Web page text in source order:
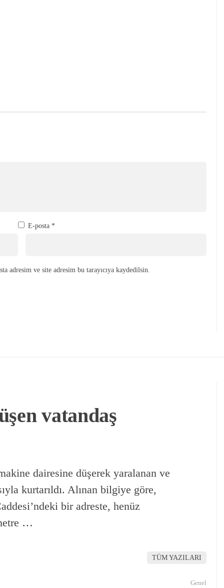
E-posta *
adresim ve site adresim bu tarayıcıya kaydedilsin.
vatandaş
dairesine düşerek yaralanan ve
kurtarıldı. Alınan bilgiye göre,
bir adreste, henüz
…
TÜM YAZILARI
Genel